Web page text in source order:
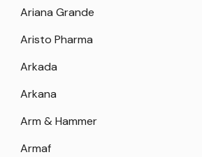
Ariana Grande
Aristo Pharma
Arkada
Arkana
Arm & Hammer
Armaf